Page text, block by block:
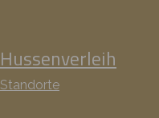
Hussenverleih
Standorte